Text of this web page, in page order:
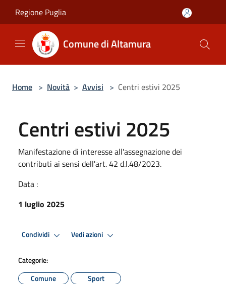
Regione Puglia
Comune di Altamura
Home > Novità > Avvisi > Centri estivi 2025
Centri estivi 2025
Manifestazione di interesse all'assegnazione dei
contributi ai sensi dell'art. 42 d.l.48/2023.
Data :
1 luglio 2025
Condividi Vedi azioni
Categorie:
Comune
Sport